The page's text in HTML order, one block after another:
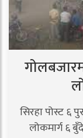
सिरहा पोस्ट ६
लोकमार्ग ६